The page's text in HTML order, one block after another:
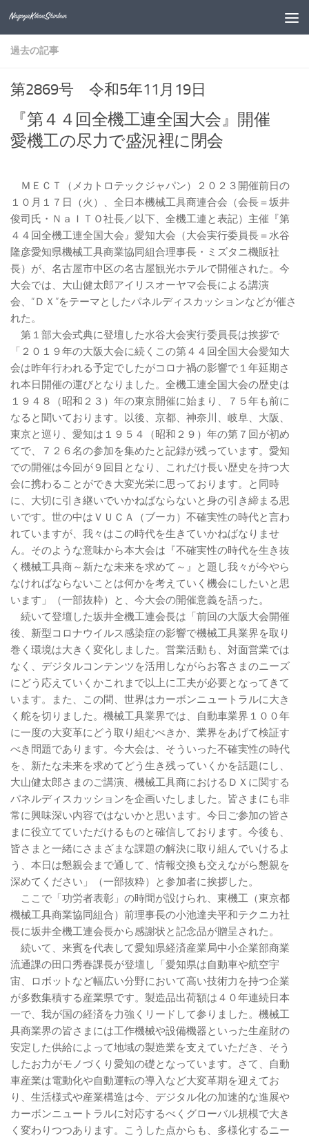
コンテンツへスキップ
過去の記事
第2869号 令和5年11月19日
『第４４回全機工連全国大会』開催
愛機工の尽力で盛況裡に閉会
ＭＥＣＴ（メカトロテックジャパン）２０２３開催前日の
１０月１７日（火）、全日本機械工具商連合会（会長＝坂井
俊司氏・ＮａＩＴＯ社長／以下、全機工連と表記）主催『第
４４回全機工連全国大会』愛知大会（大会実行委員長＝水谷
隆彦愛知県機械工具商業協同組合理事長・ミズタニ機販社
長）が、名古屋市中区の名古屋観光ホテルで開催された。今
大会では、大山健太郎アイリスオーヤマ会長による講演
会、“ＤＸ”をテーマとしたパネルディスカッションなどが催さ
れた。
第１部大会式典に登壇した水谷大会実行委員長は挨拶で
「２０１９年の大阪大会に続くこの第４４回全国大会愛知大
会は昨年行われる予定でしたがコロナ禍の影響で１年延期さ
れ本日開催の運びとなりました。全機工連全国大会の歴史は
１９４８（昭和２３）年の東京開催に始まり、７５年も前に
なると聞いております。以後、京都、神奈川、岐阜、大阪、
東京と巡り、愛知は１９５４（昭和２９）年の第７回が初め
てで、７２６名の参加を集めたと記録が残っています。愛知
での開催は今回が９回目となり、これだけ長い歴史を持つ大
会に携わることができ大変光栄に思っております。と同時
に、大切に引き継いでいかねばならないと身の引き締まる思
いです。世の中はＶＵＣＡ（ブーカ）不確実性の時代と言わ
れていますが、我々はこの時代を生きていかねばなりませ
ん。そのような意味から本大会は『不確実性の時代を生き抜
く機械工具商～新たな未来を求めて～』と題し我々が今やら
なければならないことは何かを考えていく機会にしたいと思
います」（一部抜粋）と、今大会の開催意義を語った。
続いて登壇した坂井全機工連会長は「前回の大阪大会開催
後、新型コロナウイルス感染症の影響で機械工具業界を取り
巻く環境は大きく変化しました。営業活動も、対面営業では
なく、デジタルコンテンツを活用しながらお客さまのニーズ
にどう応えていくかこれまで以上に工夫が必要となってきて
います。また、この間、世界はカーボンニュートラルに大き
く舵を切りました。機械工具業界では、自動車業界１００年
に一度の大変革にどう取り組むべきか、業界をあげて検証す
べき問題であります。今大会は、そういった不確実性の時代
を、新たな未来を求めてどう生き残っていくかを話題にし、
大山健太郎さまのご講演、機械工具商におけるＤＸに関する
パネルディスカッションを企画いたしました。皆さまにも非
常に興味深い内容ではないかと思います。今日ご参加の皆さ
まに役立てていただけるものと確信しております。今後も、
皆さまと一緒にさまざまな課題の解決に取り組んでいけるよ
う、本日は懇親会まで通して、情報交換も交えながら懇親を
深めてください」（一部抜粋）と参加者に挨拶した。
ここで「功労者表彰」の時間が設けられ、東機工（東京都
機械工具商業協同組合）前理事長の小池達夫平和テクニカ社
長に坂井全機工連会長から感謝状と記念品が贈呈された。
続いて、来賓を代表して愛知県経済産業局中小企業部商業
流通課の田口秀春課長が登壇し「愛知県は自動車や航空宇
宙、ロボットなど幅広い分野において高い技術力を持つ企業
が多数集積する産業県です。製造品出荷額は４０年連続日本
一で、我が国の経済を力強くリードして参りました。機械工
具商業界の皆さまには工作機械や設備機器といった生産財の
安定した供給によって地域の製造業を支えていただき、そう
したお力がモノづくり愛知の礎となっています。さて、自動
車産業は電動化や自動運転の導入など大変革期を迎えてお
り、生活様式や産業構造は今、デジタル化の加速的な進展や
カーボンニュートラルに対応するべくグローバル規模で大き
く変わりつつあります。こうした点からも、多様化するニー